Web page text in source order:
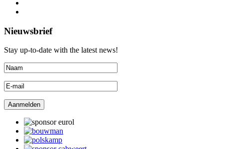
Nieuwsbrief
Stay up-to-date with the latest news!